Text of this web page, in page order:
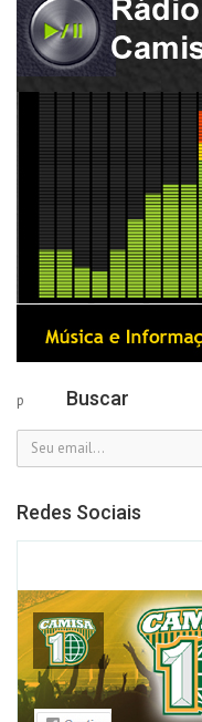
p Buscar
Redes Sociais